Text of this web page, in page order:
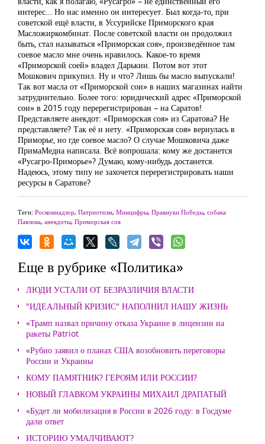
интерес… Но нас именно он интересует. Был когда-то, при
советской ещё власти, в Уссурийске Приморского края
Масложиркомбинат. После советской власти он продолжил
быть, стал называться «Приморская соя», произведённое там
соевое масло мне очень нравилось. Какое-то время
«Приморской соей» владел Дарькин. Потом вот этот
Мошкович прикупил. Ну и что? Лишь бы масло выпускали!
Так вот масла от «Приморской сои» в наших магазинах найти
затруднительно. Более того: юридический адрес «Приморской
сои» в 2015 году перерегистрирован – на Саратов!
Представляете анекдот: «Приморская соя» из Саратова? Не
представляете? Так её и нету. «Приморская соя» вернулась в
Приморье, но где соевое масло? О случае Мошковича даже
ПримаМедиа написала. Всё вопрошала: кому же достанется
«Русагро-Приморье»? Думаю, кому-нибудь достанется.
Надеюсь, этому типу не захочется перерегистрировать наши
ресурсы в Саратове?
Теги: Роскомнадзор, Патриотизм, Минцифры, Правнуки Победы, собака
Павлова, анекдоты, Приморская соя
Еще в рубрике «Политика»
ЛЮДИ УСТАЛИ ОТ БЕЗРАЗЛИЧИЯ ВЛАСТИ
"ИДЕАЛЬНЫЙ КРИЗИС" НАПОЛНИЛ НАШУ ЖИЗНЬ
«Трамп назвал причину отказа Украине в лицензии на
ракеты Patriot
«Рубио заявил о планах США возобновить переговоры
России и Украины
КОМУ ПАМЯТНИК? ГЕРОЯМ ИЛИ РОССИИ?
НОВЫЙ ГЛАВКОМ УКРАИНЫ МИХАИЛ ДРАПАТЫЙ
«Будет ли мобилизация в России в 2026 году: в Госдуме
дали ответ
ИСТОРИЮ УМАЛЧИВАЮТ?